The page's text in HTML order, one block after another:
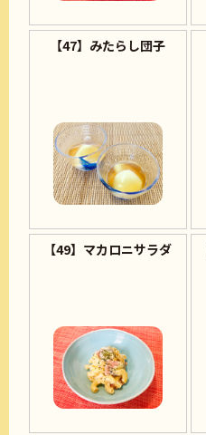
【47】みたらし団子
【49】マカロニサラダ